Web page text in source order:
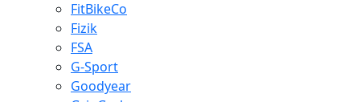
FitBikeCo
Fizik
FSA
G-Sport
Goodyear